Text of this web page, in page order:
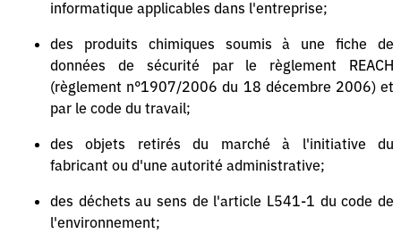
informatique applicables dans l'entreprise;
des produits chimiques soumis à une fiche de
données de sécurité par le règlement REACH
(règlement n°1907/2006 du 18 décembre 2006) et
par le code du travail;
des objets retirés du marché à l'initiative du
fabricant ou d'une autorité administrative;
des déchets au sens de l'article L541-1 du code de
l'environnement;